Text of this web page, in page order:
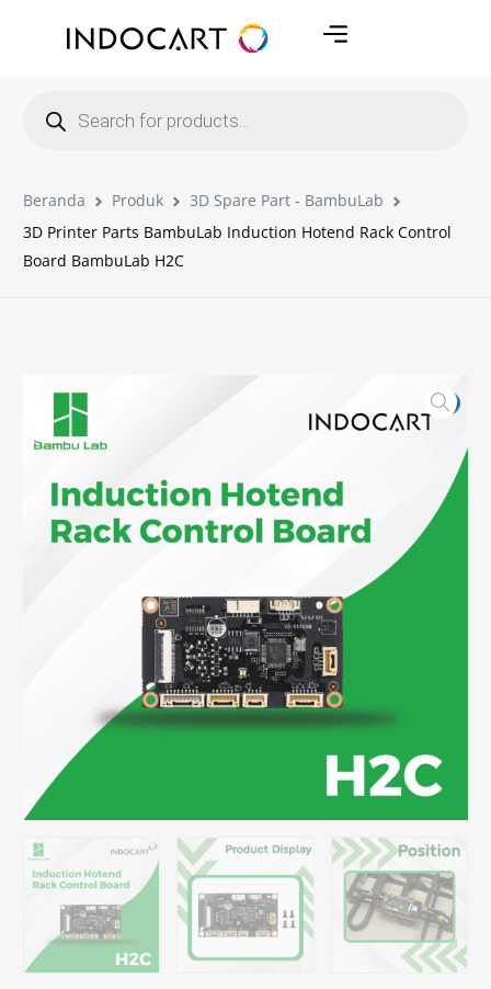
Beranda Produk
3D Spare Part - BambuLab
3D Printer Parts BambuLab Induction Hotend Rack Control
Board BambuLab H2C